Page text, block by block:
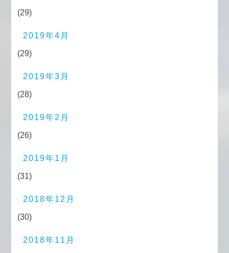
(29)
2019年4月
(29)
2019年3月
(28)
2019年2月
(26)
2019年1月
(31)
2018年12月
(30)
2018年11月